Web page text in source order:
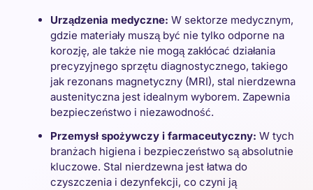
Urządzenia medyczne: W sektorze medycznym,
gdzie materiały muszą być nie tylko odporne na
korozję, ale także nie mogą zakłócać działania
precyzyjnego sprzętu diagnostycznego, takiego
jak rezonans magnetyczny (MRI), stal nierdzewna
austenityczna jest idealnym wyborem. Zapewnia
bezpieczeństwo i niezawodność.
Przemysł spożywczy i farmaceutyczny: W tych
branżach higiena i bezpieczeństwo są absolutnie
kluczowe. Stal nierdzewna jest łatwa do
czyszczenia i dezynfekcji, co czyni ją